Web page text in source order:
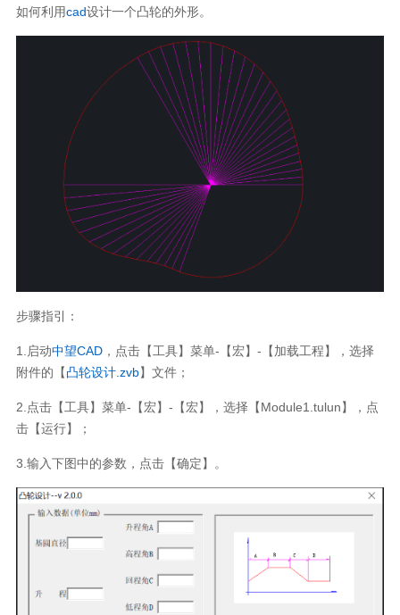
如何利用cad设计一个凸轮的外形。
步骤指引：
1.启动中望CAD，点击【工具】菜单-【宏】-【加载工程】，选择
附件的【凸轮设计.zvb】文件；
2.点击【工具】菜单-【宏】-【宏】，选择【Module1.tulun】，点
击【运行】；
3.输入下图中的参数，点击【确定】。